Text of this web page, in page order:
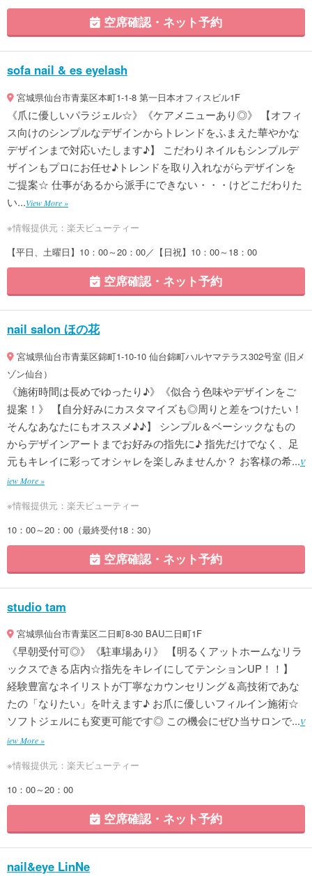
空席確認・ネット予約
sofa nail & es eyelash
宮城県仙台市青葉区本町1-1-8 第一日本オフィスビル1F
《爪に優しいパラジェル☆》《ケアメニューあり◎》 【オフィ
ス向けのシンプルなデザインからトレンドをふまえた華やかな
デザインまで対応いたします♪】 こだわりネイルもシンプルデ
ザインもプロにお任せ♪トレンドを取り入れながらデザインを
ご提案☆ 仕事があるから派手にできない・・・けどこだわりた
い...View More »
※情報提供元：楽天ビューティー
【平日、土曜日】10：00～20：00／【日祝】10：00～18：00
空席確認・ネット予約
nail salon ほの花
宮城県仙台市青葉区錦町1-10-10 仙台錦町ハルヤマテラス302号室 (旧メ
ゾン仙台）
《施術時間は長めでゆったり♪》《似合う色味やデザインをご
提案！》 【自分好みにカスタマイズも◎周りと差をつけたい！
そんなあなたにもオススメ♪♪】 シンプル＆ベーシックなもの
からデザインアートまでお好みの指先に♪ 指先だけでなく、足
元もキレイに彩ってオシャレを楽しみませんか？ お客様の希...V
iew More »
※情報提供元：楽天ビューティー
10：00～20：00（最終受付18：30）
空席確認・ネット予約
studio tam
宮城県仙台市青葉区二日町8-30 BAU二日町1F
《早朝受付可◎》《駐車場あり》 【明るくアットホームなリラ
ックスできる店内☆指先をキレイにしてテンションUP！！】
経験豊富なネイリストが丁寧なカウンセリング＆高技術であな
たの「なりたい」を叶えます♪ お爪に優しいフィルイン施術☆
ソフトジェルにも変更可能です◎ この機会にぜひ当サロンで...V
iew More »
※情報提供元：楽天ビューティー
10：00～20：00
空席確認・ネット予約
nail&eye LinNe